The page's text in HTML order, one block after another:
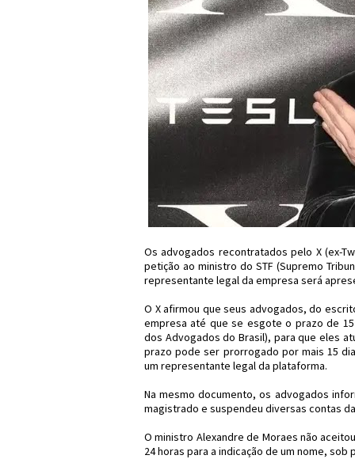
Os advogados recontratados pelo X (ex-
petição ao ministro do STF (Supremo
representante legal da empresa será
O X afirmou que seus advogados, do
empresa até que se esgote o prazo de
dos Advogados do Brasil), para que eles
prazo pode ser prorrogado por mais 15
um representante legal da plataforma.
Na mesmo documento, os advogados
magistrado e suspendeu diversas contas
O ministro Alexandre de Moraes não
24 horas para a indicação de um nome,